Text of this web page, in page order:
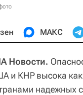
МАКС
Новости.
и КНР высока как
надежных